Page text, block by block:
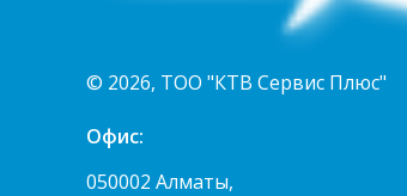
© 2026, ТОО "КТВ Сервис Плюс"
Офис:
050002 Алматы,